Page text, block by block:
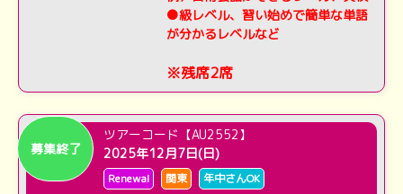
●級レベル、習い始めで簡単な単語
が分かるレベルなど
※残席2席
募集終了
ツアーコード【AU2552】
2025年12月7日(日)
Renewal 関東 年中さんOK